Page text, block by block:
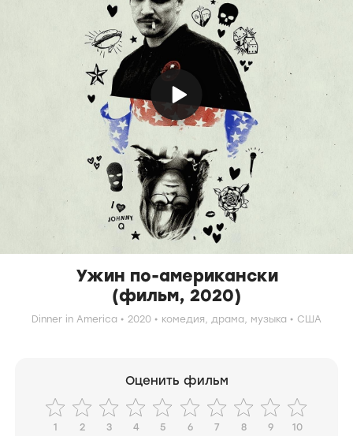
Ужин по-американски
(фильм, 2020)
Dinner in America 2020 комедия, драма, музыка США
Оценить фильм
1 2 3 4 5 6 7 8 9 10